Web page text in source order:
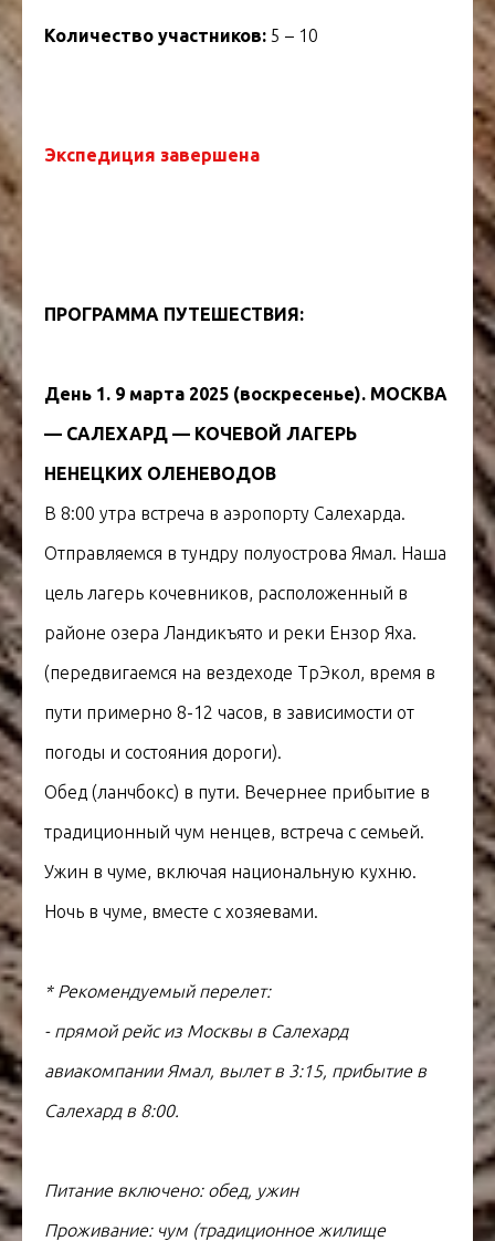
Количество участников: 5 – 10
Экспедиция завершена
ПРОГРАММА ПУТЕШЕСТВИЯ:
День 1. 9 марта 2025 (воскресенье). МОСКВА
— САЛЕХАРД — КОЧЕВОЙ ЛАГЕРЬ
НЕНЕЦКИХ ОЛЕНЕВОДОВ
В 8:00 утра встреча в аэропорту Салехарда.
Отправляемся в тундру полуострова Ямал. Наша
цель лагерь кочевников, расположенный в
районе озера Ландикъято и реки Ензор Яха.
(передвигаемся на вездеходе ТрЭкол, время в
пути примерно 8-12 часов, в зависимости от
погоды и состояния дороги).
Обед (ланчбокс) в пути. Вечернее прибытие в
традиционный чум ненцев, встреча с семьей.
Ужин в чуме, включая национальную кухню.
Ночь в чуме, вместе с хозяевами.
* Рекомендуемый перелет:
- прямой рейс из Москвы в Салехард
авиакомпании Ямал, вылет в 3:15, прибытие в
Салехард в 8:00.
Питание включено: обед, ужин
Проживание: чум (традиционное жилище